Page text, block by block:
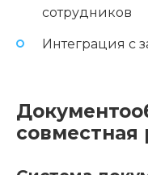
сотрудников
Интеграция с
совместная